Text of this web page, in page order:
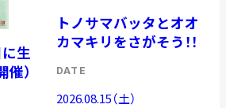
生
催）
トノサマバッタとオオ
カマキリをさがそう！！
DATE
2026.08.15（土）